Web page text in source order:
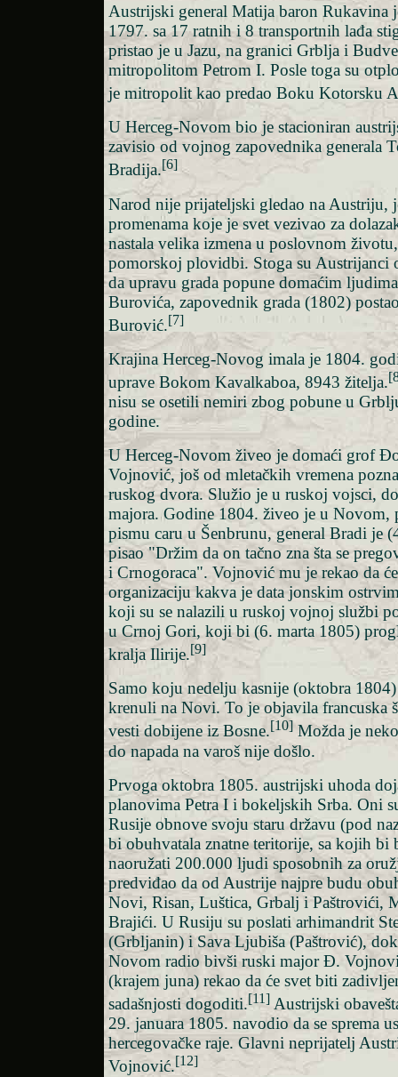
Austrijski general Matija baron Rukavina
1797. sa 17 ratnih i 8 transportnih lađa
pristao je u Jazu, na granici Grblja i
mitropolitom Petrom I. Posle toga su
je mitropolit kao predao Boku Kotorsku
U Herceg-Novom bio je stacioniran
zavisio od vojnog zapovednika generala
Bradija.[6]
Narod nije prijateljski gledao na Austriju,
promenama koje je svet vezivao za
nastala velika izmena u poslovnom
pomorskoj plovidbi. Stoga su Austrijanci
da upravu grada popune domaćim
Burovića, zapovednik grada (1802)
Burović.[7]
Krajina Herceg-Novog imala je 1804.
uprave Bokom Kavalkaboa, 8943 žitelja.
nisu se osetili nemiri zbog pobune u
godine.
U Herceg-Novom živeo je domaći grof
Vojnović, još od mletačkih vremena
ruskog dvora. Služio je u ruskoj vojsci,
majora. Godine 1804. živeo je u Novom,
pismu caru u Šenbrunu, general Bradi je
pisao "Držim da on tačno zna šta se
i Crnogoraca". Vojnović mu je rekao da
organizaciju kakva je data jonskim
koji su se nalazili u ruskoj vojnoj službi
u Crnoj Gori, koji bi (6. marta 1805)
kralja Ilirije.[9]
Samo koju nedelju kasnije (oktobra
krenuli na Novi. To je objavila francuska
vesti dobijene iz Bosne.[10] Možda je
do napada na varoš nije došlo.
Prvoga oktobra 1805. austrijski uhoda
planovima Petra I i bokeljskih Srba. Oni
Rusije obnove svoju staru državu (pod
bi obuhvatala znatne teritorije, sa kojih bi
naoružati 200.000 ljudi sposobnih za
predviđao da od Austrije najpre budu
Novi, Risan, Luštica, Grbalj i Paštrovići,
Brajići. U Rusiju su poslati arhimandrit
(Grbljanin) i Sava Ljubiša (Paštrović),
Novom radio bivši ruski major Đ.
(krajem juna) rekao da će svet biti
sadašnjosti dogoditi.[11] Austrijski
29. januara 1805. navodio da se sprema
hercegovačke raje. Glavni neprijatelj
Vojnović.[12]